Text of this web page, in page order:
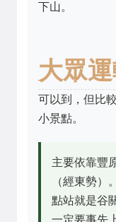
下山。
大眾
可以到，但比
小景點。
主要依靠豐
（經東勢）
點站就是谷
一定要事先